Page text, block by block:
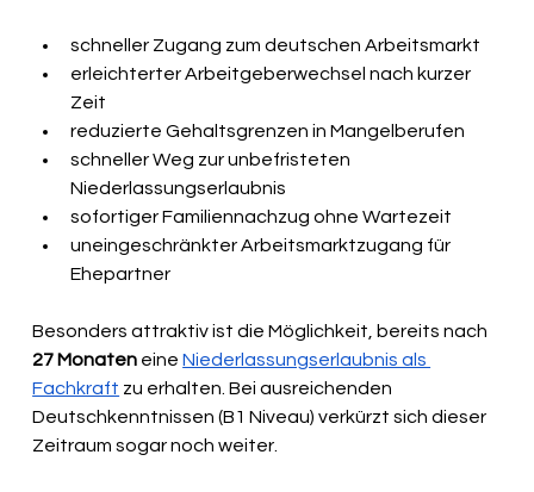
schneller Zugang zum deutschen Arbeitsmarkt
erleichterter Arbeitgeberwechsel nach kurzer
Zeit
reduzierte Gehaltsgrenzen in Mangelberufen
schneller Weg zur unbefristeten
Niederlassungserlaubnis
sofortiger Familiennachzug ohne Wartezeit
uneingeschränkter Arbeitsmarktzugang für
Ehepartner
Besonders attraktiv ist die Möglichkeit, bereits nach
27 Monaten eine Niederlassungserlaubnis als
Fachkraft zu erhalten. Bei ausreichenden
Deutschkenntnissen (B1 Niveau) verkürzt sich dieser
Zeitraum sogar noch weiter.